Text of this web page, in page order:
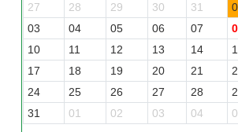
27
28 29 30 31
03
04 05 06 07
10
11 12 13 14
17
18 19 20 21
24
25 26 27 28
31
01 02 03 04